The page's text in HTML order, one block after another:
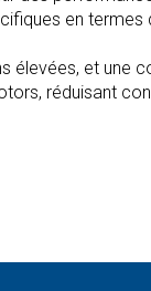
en termes
élevées, et une
réduisant